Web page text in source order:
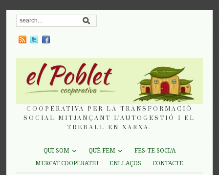
COOPERATIVA PER LA TRANSFORMACIÓ
SOCIAL MITJANÇANT L'AUTOGESTIÓ I EL
TREBALL EN XARXA.
QUI SOM QUÈ FEM
FES-TE SOCI/A
MERCAT COOPERATIU
ENLLAÇOS CONTACTE